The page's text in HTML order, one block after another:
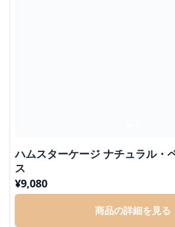
ハムスターケージ ナチュラル・
ス
¥9,080
商品の詳細を見る